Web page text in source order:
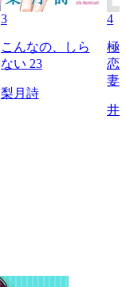
3
こんなの、しら
ない 23
梨月詩
4
極
恋
妻
井